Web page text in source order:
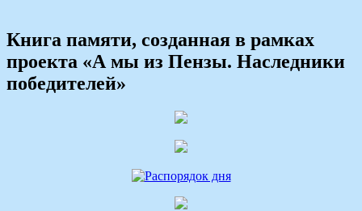
Книга памяти, созданная в рамках
проекта «А мы из Пензы. Наследники
победителей»